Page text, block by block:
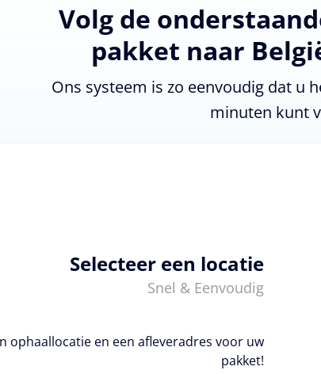
Volg de
pakket naar
Ons systeem is zo eenvoudig dat u
minuten kunt
Selecteer een locatie
Snel & Eenvoudig
ophaallocatie en een afleveradres voor uw
pakket!